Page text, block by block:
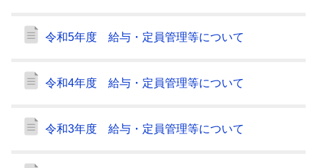
令和5年度 給与・定員管理等について
令和4年度 給与・定員管理等について
令和3年度 給与・定員管理等について